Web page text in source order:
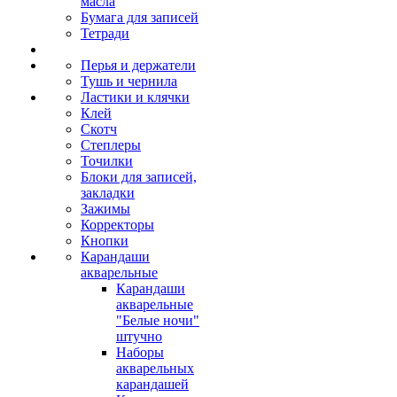
Бумага для записей
Тетради
Перья и держатели
Тушь и чернила
Ластики и клячки
Клей
Скотч
Степлеры
Точилки
Блоки для записей,
закладки
Зажимы
Корректоры
Кнопки
Карандаши
акварельные
Карандаши
акварельные
"Белые ночи"
штучно
Наборы
акварельных
карандашей